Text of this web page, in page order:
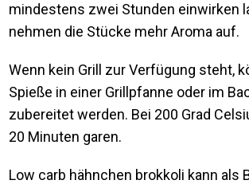
mindestens zwei Stunden einwirken
nehmen die Stücke mehr Aroma auf.
Wenn kein Grill zur Verfügung steht,
Spieße in einer Grillpfanne oder im
zubereitet werden. Bei 200 Grad
20 Minuten garen.
Low carb hähnchen brokkoli kann als